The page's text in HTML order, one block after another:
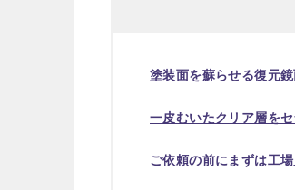
塗装面を蘇らせる復元
一皮むいたクリア層を
ご依頼の前にまずは工